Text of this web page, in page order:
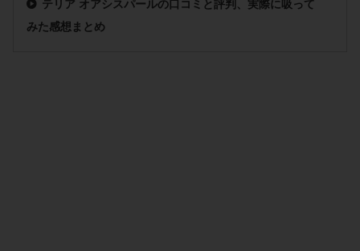
テリア オアシスパールの口コミと評判、実際に吸って
みた感想まとめ